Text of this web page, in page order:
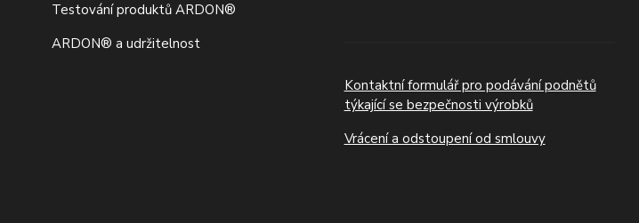
Testování produktů ARDON®
ARDON® a udržitelnost
Kontaktní formulář pro podávání podnětů
týkající se bezpečnosti výrobků
Vrácení a odstoupení od smlouvy